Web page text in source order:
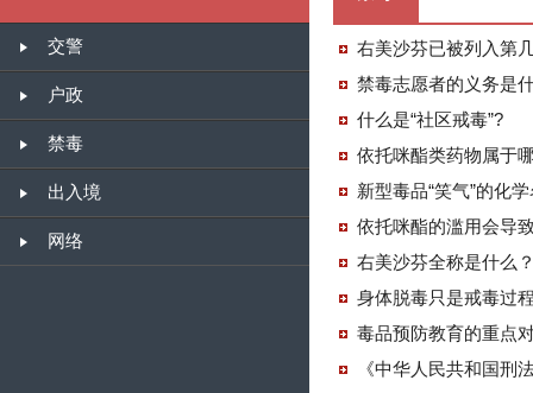
交警
户政
禁毒
出入境
网络
右美沙芬已被列入第
禁毒志愿者的义务是
什么是“社区戒毒”?
依托咪酯类药物属于
新型毒品“笑气”的化
依托咪酯的滥用会导
右美沙芬全称是什么
身体脱毒只是戒毒过
毒品预防教育的重点
《中华人民共和国刑